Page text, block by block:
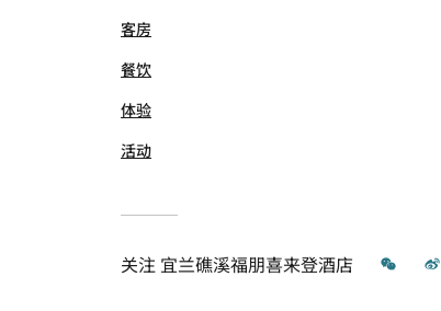
客房
餐饮
体验
活动
关注 宜兰礁溪福朋喜来登酒店 微信